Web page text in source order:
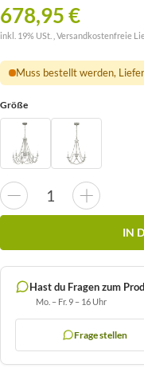
678,95 €
inkl. 19% USt. , Versandkostenfreie
Muss bestellt werden,
Größe
IN
Hast du Fragen zum
Mo. – Fr. 9 – 16 Uhr
Frage stellen